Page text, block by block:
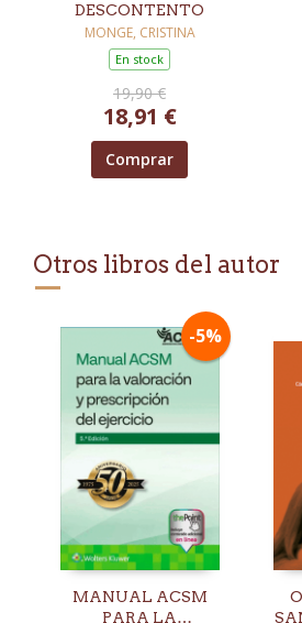
DESCONTENTO
MONGE, CRISTINA
En stock
19,90 €
18,91 €
Comprar
Otros libros del autor
-5%
MANUAL ACSM
PARA LA